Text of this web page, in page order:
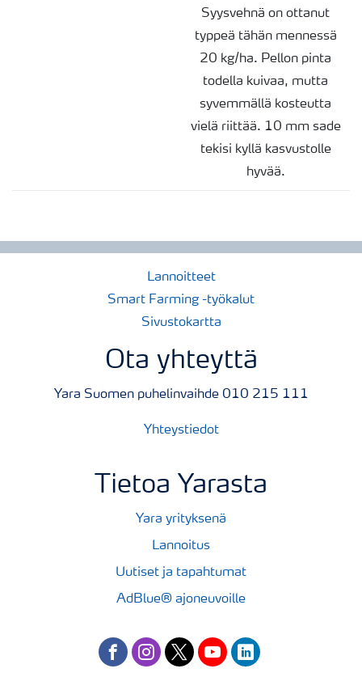
Syysvehnä on ottanut
typpeä tähän mennessä
20 kg/ha. Pellon pinta
todella kuivaa, mutta
syvemmällä kosteutta
vielä riittää. 10 mm sade
tekisi kyllä kasvustolle
hyvää.
Lannoitteet
Smart Farming -työkalut
Sivustokartta
Ota yhteyttä
Yara Suomen puhelinvaihde 010 215 111
Yhteystiedot
Tietoa Yarasta
Yara yrityksenä
Lannoitus
Uutiset ja tapahtumat
AdBlue® ajoneuvoille
facebookinstagram
twitteryoutubelinkedin